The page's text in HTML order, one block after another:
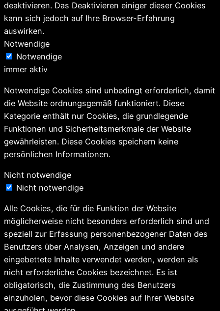
deaktivieren. Das Deaktivieren einiger dieser Cookies
kann sich jedoch auf Ihre Browser-Erfahrung
auswirken.
Notwendige
Notwendige
immer aktiv
Notwendige Cookies sind unbedingt erforderlich, damit
die Website ordnungsgemäß funktioniert. Diese
Kategorie enthält nur Cookies, die grundlegende
Funktionen und Sicherheitsmerkmale der Website
gewährleisten. Diese Cookies speichern keine
persönlichen Informationen.
Nicht notwendige
Nicht notwendige
Alle Cookies, die für die Funktion der Website
möglicherweise nicht besonders erforderlich sind und
speziell zur Erfassung personenbezogener Daten des
Benutzers über Analysen, Anzeigen und andere
eingebettete Inhalte verwendet werden, werden als
nicht erforderliche Cookies bezeichnet. Es ist
obligatorisch, die Zustimmung des Benutzers
einzuholen, bevor diese Cookies auf Ihrer Website